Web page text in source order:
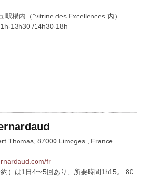
構内（”vitrine des Excellences”内）
13h30 /14h30-18h
Thomas, 87000 Limoges , France
fr
）は1日4〜5回あり、所要時間1h15。 8€